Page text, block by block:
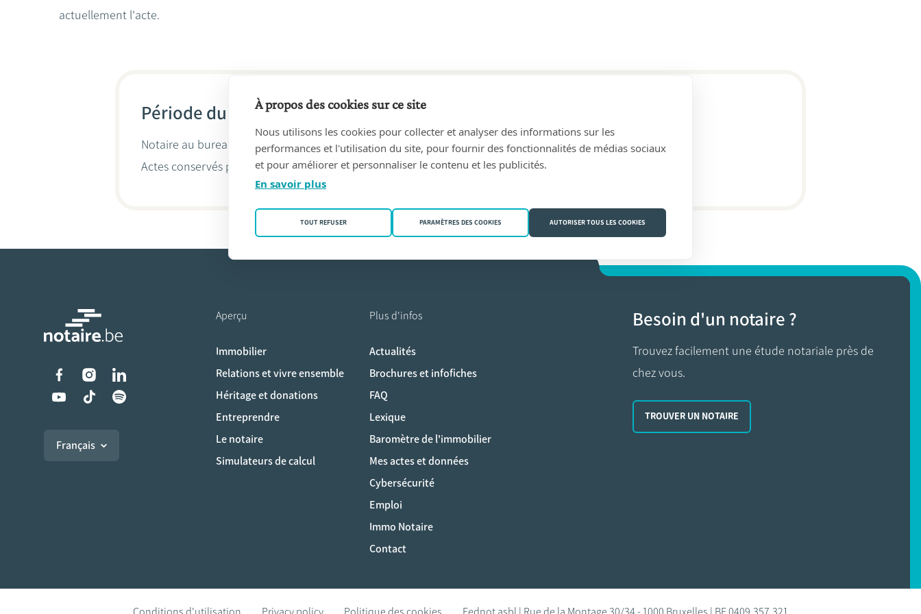
actuellement l'acte.
Période du 09/11/1929 au 01/02/1972
Notaire au bureau SPILLEMAECKERS, August(2850 Boom)
Actes conservés par
Jan Eekhaut
Liens vers les réseaux sociaux
Français
Aperçu
Immobilier
Relations et vivre ensemble
Héritage et donations
Entreprendre
Le notaire
Simulateurs de calcul
Plus d'infos
Actualités
Brochures et infofiches
FAQ
Lexique
Baromètre de l'immobilier
Mes actes et données
Cybersécurité
Emploi
Immo Notaire
Contact
Besoin d'un notaire ?
Trouvez facilement une étude notariale près de
chez vous.
TROUVER UN NOTAIRE
À propos des cookies sur ce site
Nous utilisons les cookies pour collecter et analyser des informations sur les
performances et l'utilisation du site, pour fournir des fonctionnalités de médias sociaux
et pour améliorer et personnaliser le contenu et les publicités.
En savoir plus
TOUT REFUSER PARAMÈTRES DES COOKIES AUTORISER TOUS LES COOKIES